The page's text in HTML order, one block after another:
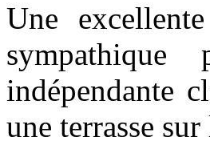
Une
indépendante
une terrasse